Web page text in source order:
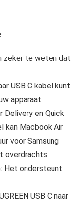
zeker te weten dat
USB C kabel kunt
apparaat
Delivery en Quick
kan Macbook Air
voor Samsung
overdrachts
Het ondersteunt
USB C naar